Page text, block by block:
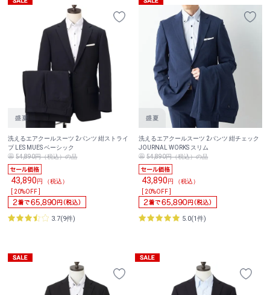
洗えるエアクールスーツ 2パンツ 紺ストライ
プ LES MUES ベーシック
54,890円（税込）の品
43,890円 （税込）
[ 20%OFF ]
3.7(9件)
洗えるエアクールスーツ 2パンツ 紺チェック
JOURNAL WORKS スリム
54,890円（税込）の品
43,890円 （税込）
[ 20%OFF ]
5.0(1件)